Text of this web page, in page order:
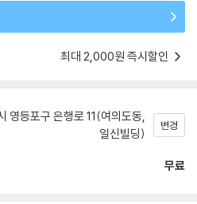
최대 2,000원 즉시할인
영등포구 은행로 11(여의도동,
일신빌딩)
변경
무료